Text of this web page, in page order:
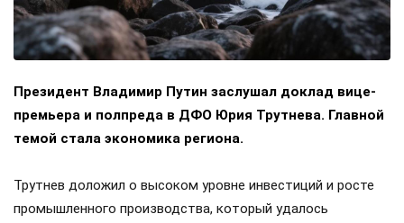
Президент Владимир Путин заслушал доклад вице-
премьера и полпреда в ДФО Юрия Трутнева. Главной
темой стала экономика региона.
Трутнев доложил о высоком уровне инвестиций и росте
промышленного производства, который удалось